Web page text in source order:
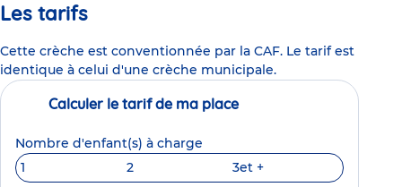
Les tarifs
Cette crèche est conventionnée par la CAF. Le tarif est
identique à celui d'une crèche municipale.
Calculer le tarif de ma place
Nombre d'enfant(s) à charge
1
2 3et +